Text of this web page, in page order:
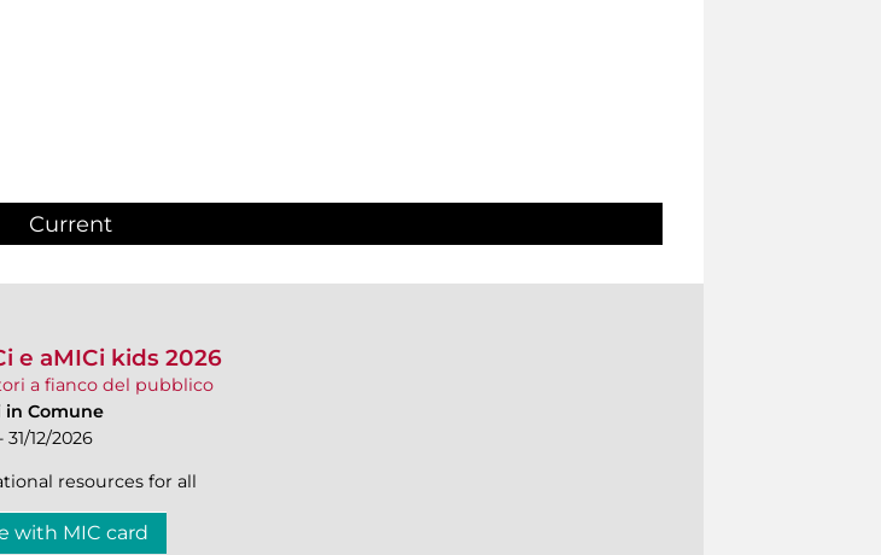
Current(active tab)
e aMICi kids 2026
a fianco del pubblico
in Comune
31/12/2026
resources for all
with MIC card